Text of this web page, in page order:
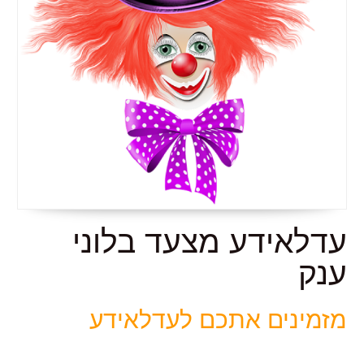
עדלאידע מצעד בלוני
ענק
מזמינים אתכם לעדלאידע